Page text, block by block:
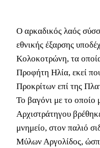
Ο αρκαδικός λαός
εθνικής έξαρσης
Κολοκοτρώνη, τα
Προφήτη Ηλία, εκεί
Προκρίτων επί της
Το βαγόνι με το οποίο
Αρχιστράτηγου
μνημείο, στον παλιό
Μύλων Αργολίδος,